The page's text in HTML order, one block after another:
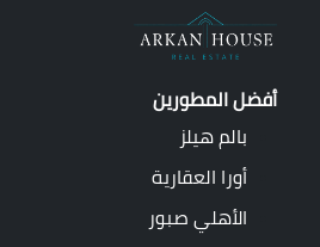
أفضل المطورين
بالم هيلز
أورا العقارية
الأهلي صبور